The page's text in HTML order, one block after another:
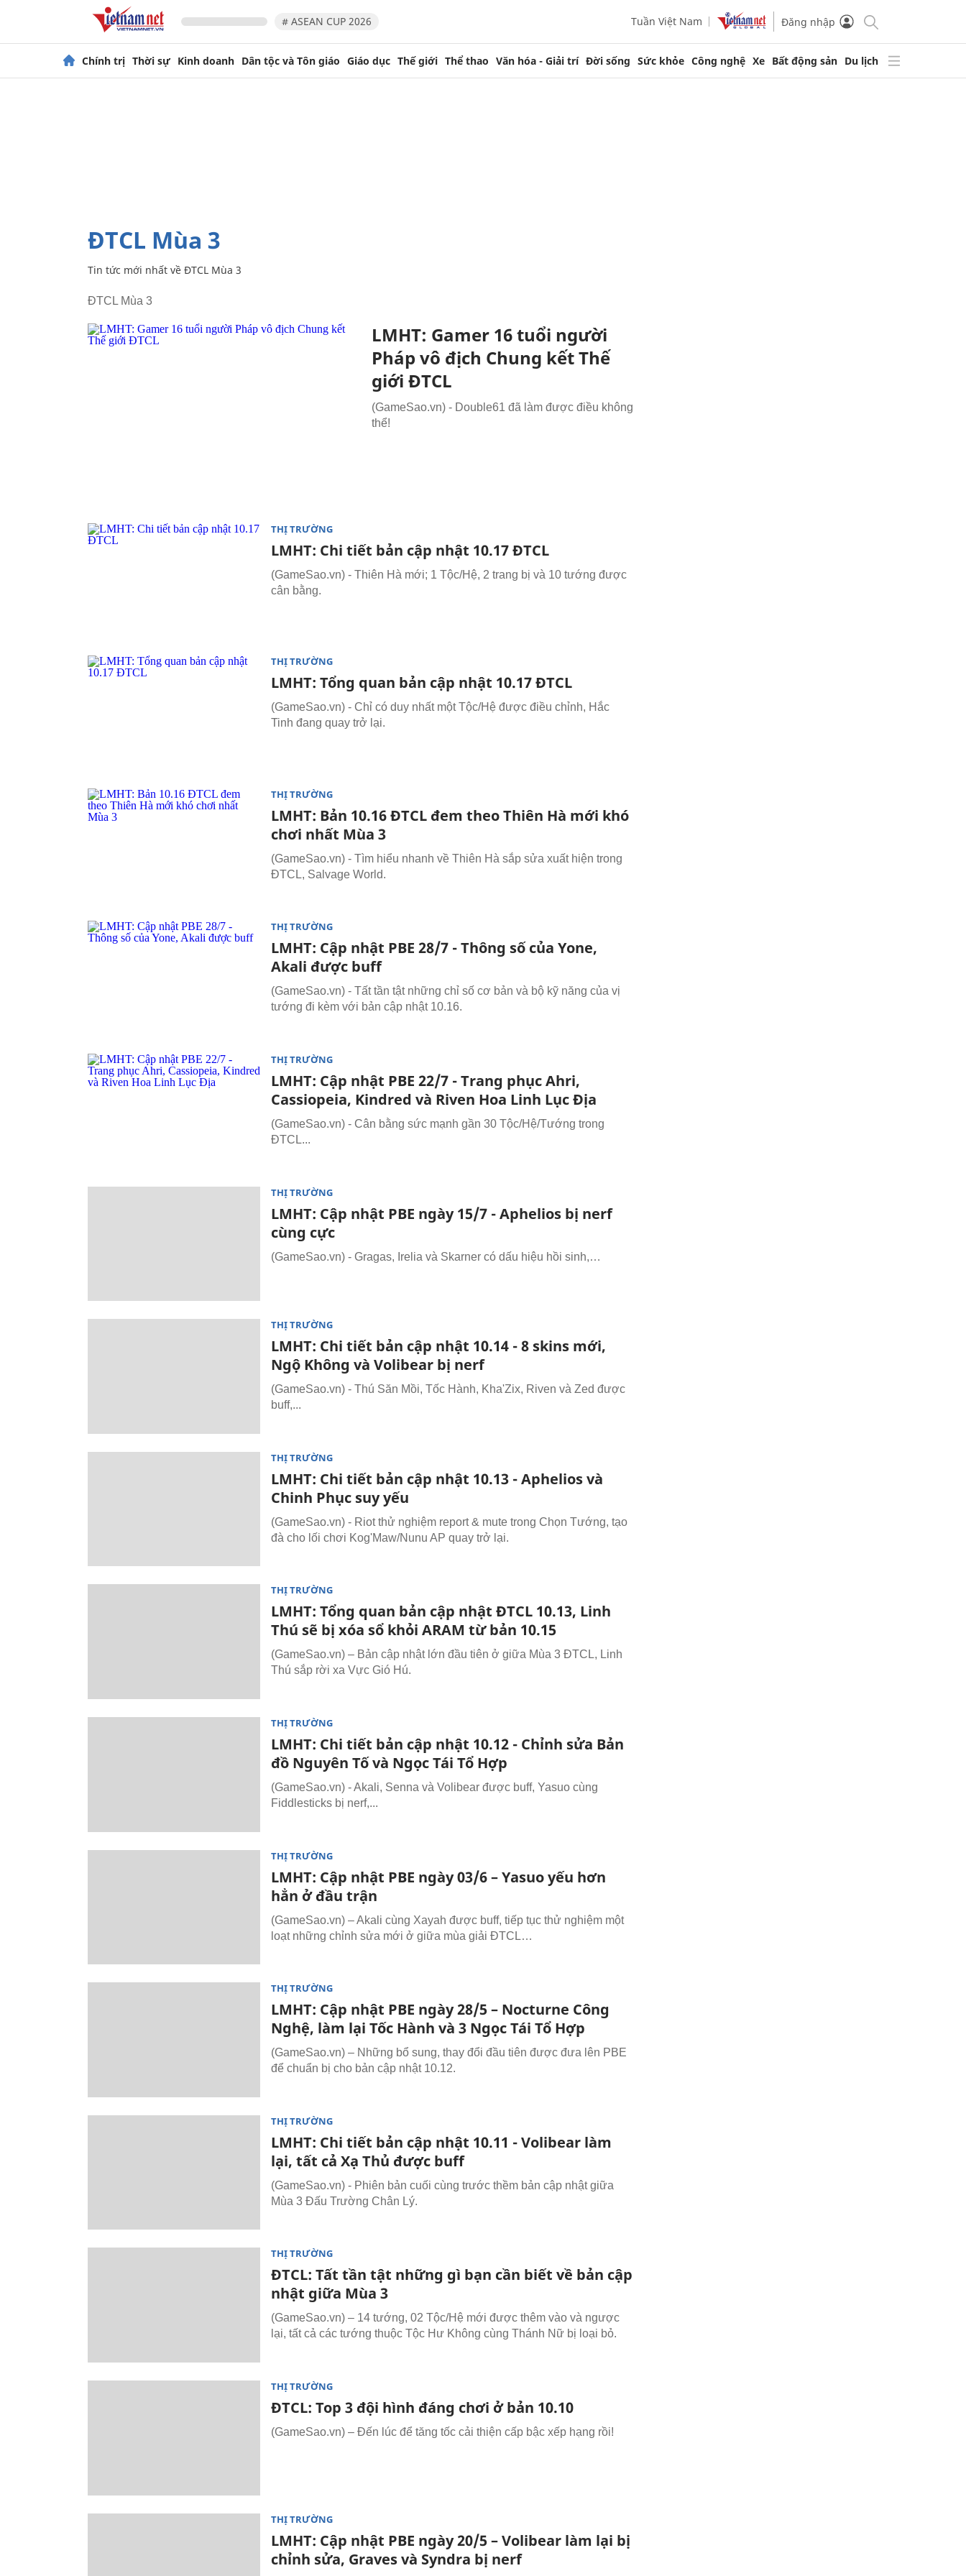
# ASEAN CUP 2026 Tuần Việt Nam Đăng nhập
Chính trị Thời sự Kinh doanh Dân tộc và Tôn giáo Giáo dục Thế giới Thể thao Văn hóa - Giải trí Đời sống Sức khỏe Công nghệ Xe Bất động sản Du lịch
ĐTCL Mùa 3
Tin tức mới nhất về ĐTCL Mùa 3
ĐTCL Mùa 3
LMHT: Gamer 16 tuổi người
Pháp vô địch Chung kết Thế
giới ĐTCL
(GameSao.vn) - Double61 đã làm được điều không
thể!
THỊ TRƯỜNG
LMHT: Chi tiết bản cập nhật 10.17 ĐTCL
(GameSao.vn) - Thiên Hà mới; 1 Tộc/Hệ, 2 trang bị và 10 tướng được
cân bằng.
THỊ TRƯỜNG
LMHT: Tổng quan bản cập nhật 10.17 ĐTCL
(GameSao.vn) - Chỉ có duy nhất một Tộc/Hệ được điều chỉnh, Hắc
Tinh đang quay trở lại.
THỊ TRƯỜNG
LMHT: Bản 10.16 ĐTCL đem theo Thiên Hà mới khó
chơi nhất Mùa 3
(GameSao.vn) - Tìm hiểu nhanh về Thiên Hà sắp sửa xuất hiện trong
ĐTCL, Salvage World.
THỊ TRƯỜNG
LMHT: Cập nhật PBE 28/7 - Thông số của Yone,
Akali được buff
(GameSao.vn) - Tất tần tật những chỉ số cơ bản và bộ kỹ năng của vị
tướng đi kèm với bản cập nhật 10.16.
THỊ TRƯỜNG
LMHT: Cập nhật PBE 22/7 - Trang phục Ahri,
Cassiopeia, Kindred và Riven Hoa Linh Lục Địa
(GameSao.vn) - Cân bằng sức mạnh gần 30 Tộc/Hệ/Tướng trong
ĐTCL...
THỊ TRƯỜNG
LMHT: Cập nhật PBE ngày 15/7 - Aphelios bị nerf
cùng cực
(GameSao.vn) - Gragas, Irelia và Skarner có dấu hiệu hồi sinh,…
THỊ TRƯỜNG
LMHT: Chi tiết bản cập nhật 10.14 - 8 skins mới,
Ngộ Không và Volibear bị nerf
(GameSao.vn) - Thú Săn Mồi, Tốc Hành, Kha'Zix, Riven và Zed được
buff,...
THỊ TRƯỜNG
LMHT: Chi tiết bản cập nhật 10.13 - Aphelios và
Chinh Phục suy yếu
(GameSao.vn) - Riot thử nghiệm report & mute trong Chọn Tướng, tạo
đà cho lối chơi Kog'Maw/Nunu AP quay trở lại.
THỊ TRƯỜNG
LMHT: Tổng quan bản cập nhật ĐTCL 10.13, Linh
Thú sẽ bị xóa sổ khỏi ARAM từ bản 10.15
(GameSao.vn) – Bản cập nhật lớn đầu tiên ở giữa Mùa 3 ĐTCL, Linh
Thú sắp rời xa Vực Gió Hú.
THỊ TRƯỜNG
LMHT: Chi tiết bản cập nhật 10.12 - Chỉnh sửa Bản
đồ Nguyên Tố và Ngọc Tái Tổ Hợp
(GameSao.vn) - Akali, Senna và Volibear được buff, Yasuo cùng
Fiddlesticks bị nerf,...
THỊ TRƯỜNG
LMHT: Cập nhật PBE ngày 03/6 – Yasuo yếu hơn
hẳn ở đầu trận
(GameSao.vn) – Akali cùng Xayah được buff, tiếp tục thử nghiệm một
loạt những chỉnh sửa mới ở giữa mùa giải ĐTCL…
THỊ TRƯỜNG
LMHT: Cập nhật PBE ngày 28/5 – Nocturne Công
Nghệ, làm lại Tốc Hành và 3 Ngọc Tái Tổ Hợp
(GameSao.vn) – Những bổ sung, thay đổi đầu tiên được đưa lên PBE
để chuẩn bị cho bản cập nhật 10.12.
THỊ TRƯỜNG
LMHT: Chi tiết bản cập nhật 10.11 - Volibear làm
lại, tất cả Xạ Thủ được buff
(GameSao.vn) - Phiên bản cuối cùng trước thềm bản cập nhật giữa
Mùa 3 Đấu Trường Chân Lý.
THỊ TRƯỜNG
ĐTCL: Tất tần tật những gì bạn cần biết về bản cập
nhật giữa Mùa 3
(GameSao.vn) – 14 tướng, 02 Tộc/Hệ mới được thêm vào và ngược
lại, tất cả các tướng thuộc Tộc Hư Không cùng Thánh Nữ bị loại bỏ.
THỊ TRƯỜNG
ĐTCL: Top 3 đội hình đáng chơi ở bản 10.10
(GameSao.vn) – Đến lúc để tăng tốc cải thiện cấp bậc xếp hạng rồi!
THỊ TRƯỜNG
LMHT: Cập nhật PBE ngày 20/5 – Volibear làm lại bị
chỉnh sửa, Graves và Syndra bị nerf